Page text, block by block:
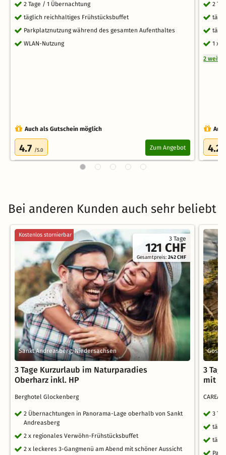
2 Tage / 1 Übernachtung
täglich reichhaltiges Frühstücksbuffet
Parkplatznutzung während des gesamten Aufenthaltes
WLAN-Nutzung
Auch als Gutschein möglich
4.7 /5.0 Zum Angebot
2
1 x
2
4.2
Bei anderen Kunden auch sehr beliebt
3 Tage
121 CHF
Gesamtpreis:242 CHF
Kostenlos stornierbar
Sankt Andreasberg, Niedersachsen
3 Tage Kurzurlaub im Naturparadies
Oberharz inkl. HP
Berghotel Glockenberg
2 Übernachtungen in Panorama-Lage oberhalb von Sankt
Andreasberg
2 x regionales Verwöhn-Frühstücksbuffet
2 x leckeres 3-Gangmenü am Abend mit schöner Aussicht
3
mit
3